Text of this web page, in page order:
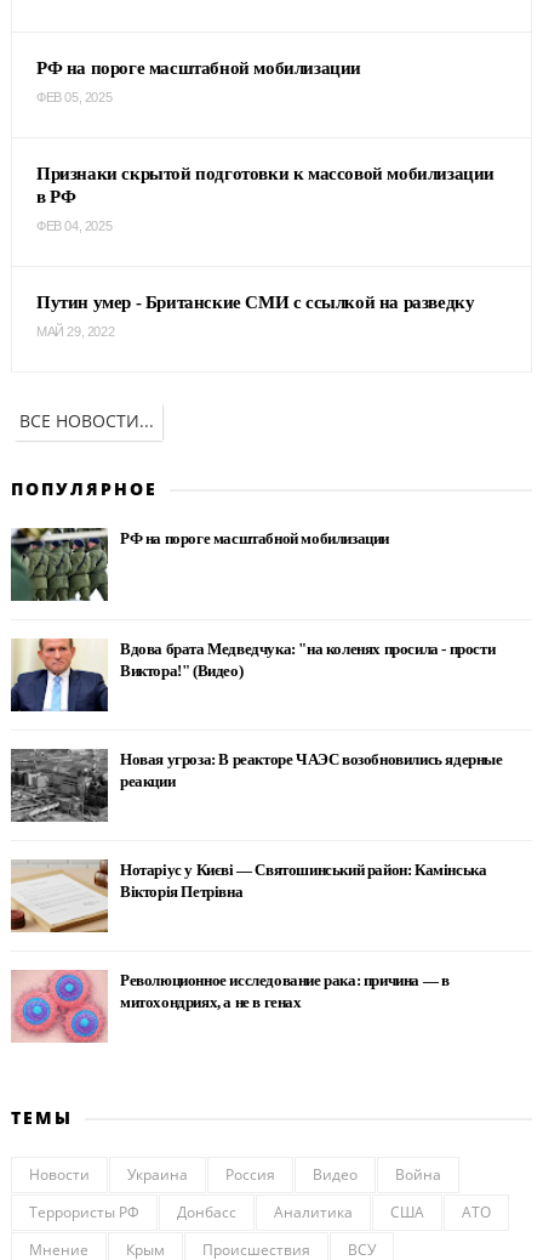
РФ на пороге масштабной мобилизации
ФЕВ 05, 2025
Признаки скрытой подготовки к массовой мобилизации
в РФ
ФЕВ 04, 2025
Путин умер - Британские СМИ с ссылкой на разведку
МАЙ 29, 2022
ВСЕ НОВОСТИ...
ПОПУЛЯРНОЕ
РФ на пороге масштабной мобилизации
Вдова брата Медведчука: "на коленях просила - прости
Виктора!" (Видео)
Новая угроза: В реакторе ЧАЭС возобновились ядерные
реакции
Нотаріус у Києві — Святошинський район: Камінська
Вікторія Петрівна
Революционное исследование рака: причина — в
митохондриях, а не в генах
ТЕМЫ
Новости Украина Россия Видео
Война
Террористы РФ
Донбасс Аналитика США
АТО
Мнение
Крым Происшествия ВСУ